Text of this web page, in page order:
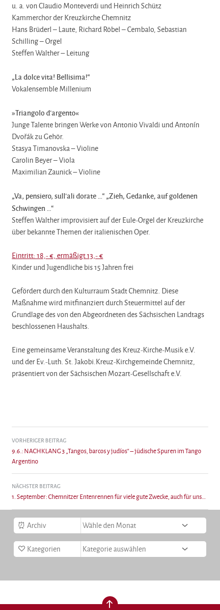
u. a. von Claudio Monteverdi und Heinrich Schütz
Kammerchor der Kreuzkirche Chemnitz
Hans Brüderl – Laute, Richard Röbel – Cembalo, Sebastian
Schilling – Orgel
Steffen Walther – Leitung
„La dolce vita! Bellisima!“
Vokalensemble Millenium
»Triangolo d’argento«
Junge Talente bringen Werke von Antonio Vivaldi und Antonín
Dvořák zu Gehör.
Stasya Timanovska – Violine
Carolin Beyer – Viola
Maximilian Zaunick – Violine
„Va, pensiero, sull’ali dorate …“ „Zieh, Gedanke, auf goldenen
Schwingen …“
Steffen Walther improvisiert auf der Eule-Orgel der Kreuzkirche
über bekannte Themen der italienischen Oper.
Eintritt: 18,- €, ermäßigt 13,- €
Kinder und Jugendliche bis 15 Jahren frei
Gefördert durch den Kulturraum Stadt Chemnitz. Diese
Maßnahme wird mitfinanziert durch Steuermittel auf der
Grundlage des von den Abgeordneten des Sächsischen Landtags
beschlossenen Haushalts.
Eine gemeinsame Veranstaltung des Kreuz-Kirche-Musik e.V.
und der Ev.-Luth. St. Jakobi.Kreuz-Kirchgemeinde Chemnitz,
präsentiert von der Sächsischen Mozart-Gesellschaft e.V.
VORHERIGER BEITRAG
9.6.: NACHKLANG 3 „Tangos, barcos y judíos“ – jüdische Spuren im Tango
Argentino
NÄCHSTER BEITRAG
1. September: Chemnitzer Entenrennen für viele gute Zwecke, auch für uns…
Archiv
Kategorien
nach oben